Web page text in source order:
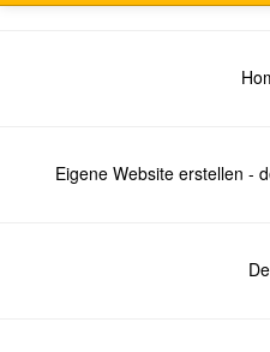
Eigene Website erstellen -